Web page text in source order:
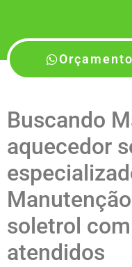
Buscando
aquecedor
soletrol
atendidos